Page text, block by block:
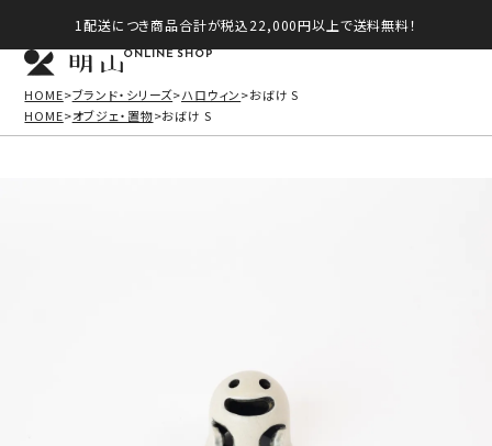
1配送につき商品合計が税込22,000円以上で送料無料！
ONLINE SHOP
HOME ブランド・シリーズ ハロウィン
おばけ S
HOME
オブジェ・置物 おばけ S